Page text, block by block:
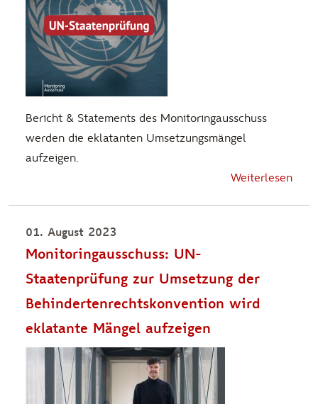
Bericht & Statements des Monitoringausschuss
werden die eklatanten Umsetzungsmängel
aufzeigen.
Weiterlesen
01. August 2023
Monitoringausschuss: UN-
Staatenprüfung zur Umsetzung der
Behindertenrechtskonvention wird
eklatante Mängel aufzeigen